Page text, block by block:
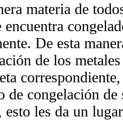
materia de
encuentra
De esta
de los
de congelación
esto les da un